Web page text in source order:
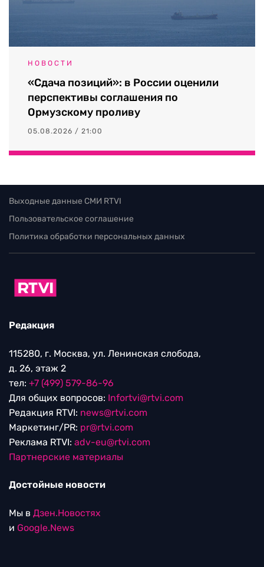
НОВОСТИ
«Сдача позиций»: в России оценили
перспективы соглашения по
Ормузскому проливу
05.08.2026 / 21:00
Выходные данные СМИ RTVI
Пользовательское соглашение
Политика обработки персональных данных
Редакция
115280, г. Москва, ул. Ленинская слобода,
д. 26, этаж 2
тел: +7 (499) 579-86-96
Для общих вопросов: Infortvi@rtvi.com
Редакция RTVI: news@rtvi.com
Маркетинг/PR: pr@rtvi.com
Реклама RTVI: adv-eu@rtvi.com
Партнерские материалы
Достойные новости
Мы в Дзен.Новостях
и Google.News